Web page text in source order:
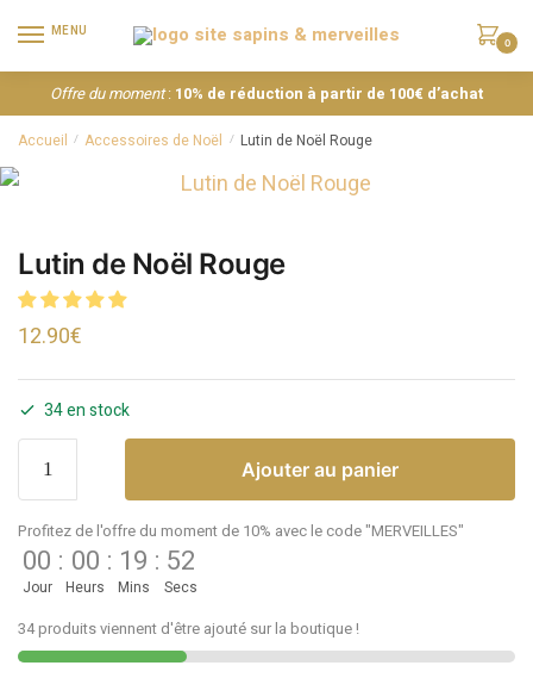
MENU
0
Offre du moment: 10% de réduction à partir de 100€ d’achat
Accueil / Accessoires de Noël / Lutin de Noël Rouge
Lutin de Noël Rouge
12.90€
34 en stock
Ajouter au panier
Profitez de l'offre du moment de 10% avec le code "MERVEILLES"
00
Jour
: 00
Heurs
: 19
Mins
: 52
Secs
34 produits viennent d'être ajouté sur la boutique !